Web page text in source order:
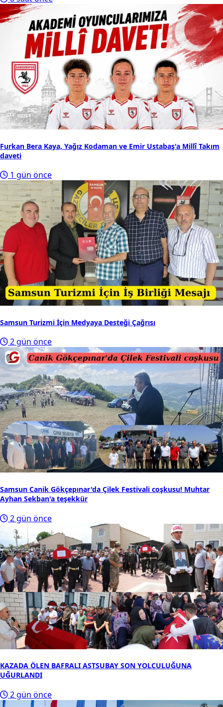
Furkan Bera Kaya, Yağız Kodaman ve Emir Ustabaş'a Millî Takım
daveti
1 gün önce
Samsun Turizmi İçin Medyaya Desteği Çağrısı
2 gün önce
Samsun Canik Gökçepınar'da Çilek Festivali coşkusu! Muhtar
Ayhan Sekban'a teşekkür
2 gün önce
KAZADA ÖLEN BAFRALI ASTSUBAY SON YOLCULUĞUNA
UĞURLANDI
2 gün önce